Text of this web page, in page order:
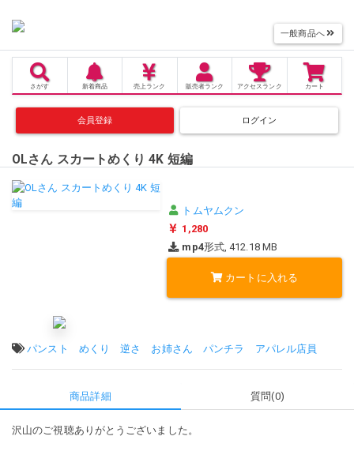
一般商品へ
さがす 新着商品 売上 ランク 販売者ランク アクセス ランク カート
会員登録 ログイン
OLさん スカートめくり 4K 短編
トムヤムクン
1,280
mp4形式, 412.18 MB
カートに入れる
タグ:
パンスト めくり 逆さ お姉さん パンチラ アパレル店員
商品詳細 質問(0)
沢山のご視聴ありがとうございました。